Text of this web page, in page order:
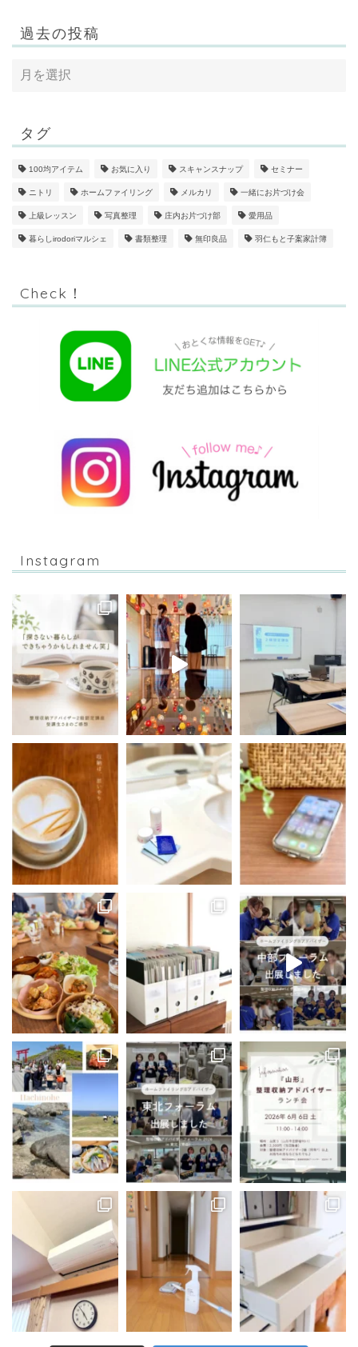
過去の投稿
タグ
100均アイテム お気に入り スキャンスナップ セミナー
ニトリ ホームファイリング メルカリ 一緒にお片づけ会
上級レッスン 写真整理 庄内お片づけ部 愛用品
暮らしirodoriマルシェ 書類整理 無印良品 羽仁もと子案家計簿
Check！
Instagram